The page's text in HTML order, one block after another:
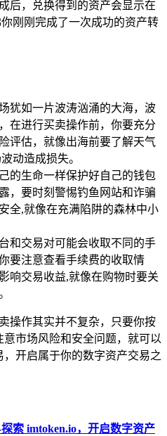
后，兑换得到的资产会显示在
刚刚完成了一次成功的资产转
犹如一片波涛汹涌的大海，波
在进行买卖操作前，你要充分
评估，就像出海前要了解天气
动造成损失。
的生命一样保护好自己的钱包
，要时刻警惕钓鱼网站和诈骗
全,就像在充满陷阱的森林中小
和交易对可能会收取不同的手
要注意查看手续费的收取情
响交易收益,就像在购物时要关
操作其实并不复杂，只要你按
市场风险和安全问题，就可以
开启属于你的数字资产交易之
索 imtoken.io，开启数字资产